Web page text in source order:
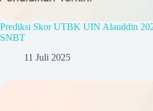
Prediksi Skor UTBK UIN Alauddin
SNBT
11 Juli 2025